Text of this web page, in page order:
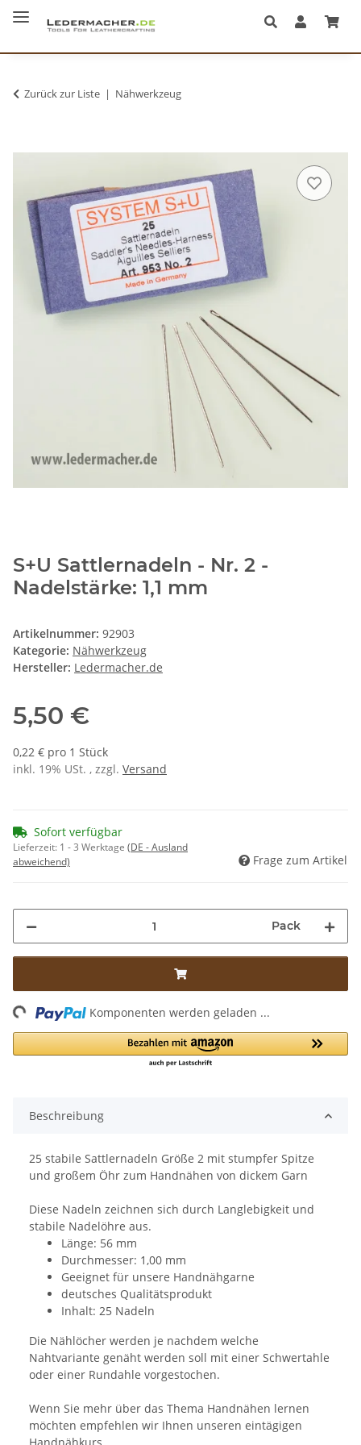
Zurück zur Liste Nähwerkzeug
S+U Sattlernadeln - Nr. 2 -
Nadelstärke: 1,1 mm
Artikelnummer: 92903
Kategorie: Nähwerkzeug
Hersteller: Ledermacher.de
5,50 €
0,22 € pro 1 Stück
inkl. 19% USt. , zzgl. Versand
Sofort verfügbar
Lieferzeit: 1 - 3 Werktage (DE - Ausland
abweichend)
Frage zum Artikel
Pack
Komponenten werden geladen ...
Beschreibung
25 stabile Sattlernadeln Größe 2 mit stumpfer Spitze
und großem Öhr zum Handnähen von dickem Garn
Diese Nadeln zeichnen sich durch Langlebigkeit und
stabile Nadelöhre aus.
Länge: 56 mm
Durchmesser: 1,00 mm
Geeignet für unsere Handnähgarne
deutsches Qualitätsprodukt
Inhalt: 25 Nadeln
Die Nählöcher werden je nachdem welche
Nahtvariante genäht werden soll mit einer Schwertahle
oder einer Rundahle vorgestochen.
Wenn Sie mehr über das Thema Handnähen lernen
möchten empfehlen wir Ihnen unseren eintägigen